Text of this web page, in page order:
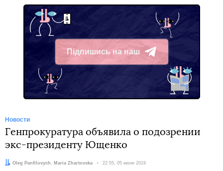
Підпишись на наш
Telegram
Новости
Генпрокуратура объявила о подозрении
экс-президенту Ющенко
Авторы:
Oleg Panfilovych , Maria Zhartovska Дата:
22:55, 05 июня 2019